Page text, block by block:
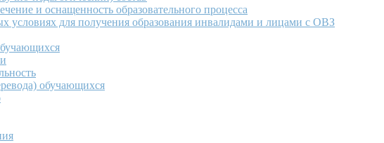
и оснащенность образовательного процесса
условиях для получения образования инвалидами и лицами с ОВЗ
обучающихся